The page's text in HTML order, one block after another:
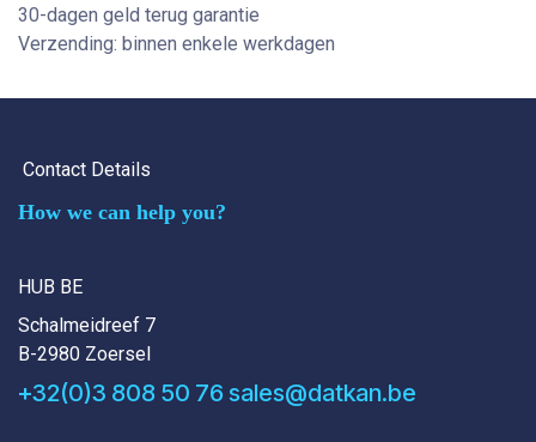
30-dagen geld terug garantie
Verzending: binnen enkele werkdagen
Contact Details
How we can help you?
HUB BE
Schalmeidreef 7
B-2980 Zoersel
+32(0)3 808 50 76 sales@datkan.be